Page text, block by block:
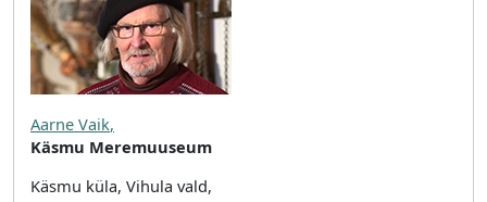
Aarne Vaik,
Käsmu Meremuuseum
Käsmu küla, Vihula vald,